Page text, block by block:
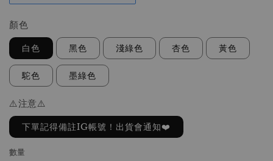
顏色
白色 黑色 淺綠色 杏色 黃色
駝色 墨綠色
⚠️注意⚠️
下單記得備註IG帳號！出貨會通知❤️
數量